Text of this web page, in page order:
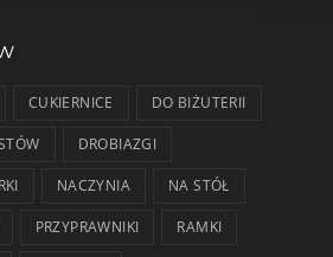
CUKIERNICE DO BIŻUTERII
DROBIAZGI
NACZYNIA NA STÓŁ
PRZYPRAWNIKI RAMKI